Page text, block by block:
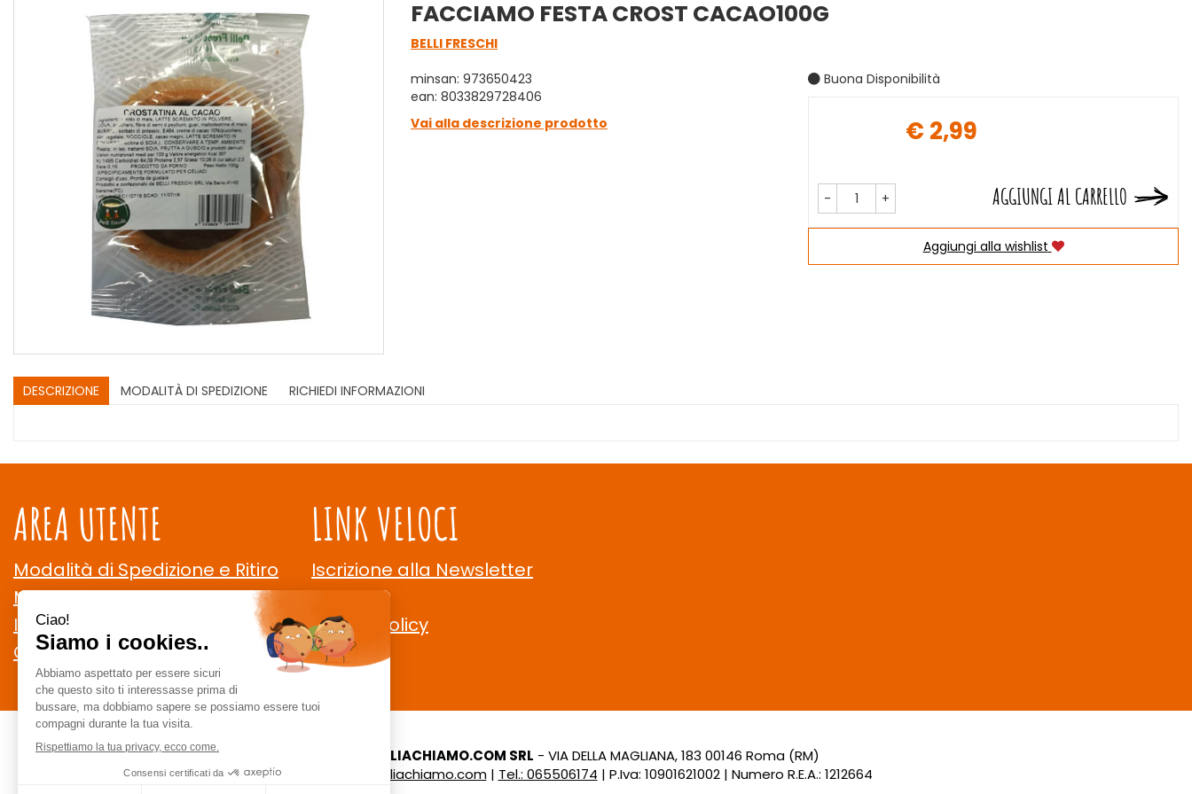
FACCIAMO FESTA CROST CACAO100G
BELLI FRESCHI
minsan: 973650423
ean: 8033829728406
Vai alla descrizione prodotto
Buona Disponibilità
€ 2,99
- + AGGIUNGI AL CARRELLO
Aggiungi alla wishlist
DESCRIZIONE MODALITÀ DI SPEDIZIONE RICHIEDI INFORMAZIONI
AREA UTENTE
Modalità di Spedizione e Ritiro
Modalità di Pagamento
Informativa Privacy
Condizioni di Vendita
LINK VELOCI
Iscrizione alla Newsletter
Contatti
Cookie Policy
CELIACHIAMO.COM SRL - VIA DELLA MAGLIANA, 183 00146 Roma (RM)
staff @ celiachiamo.com| Tel.: 065506174 | P.Iva: 10901621002 | Numero R.E.A.: 1212664